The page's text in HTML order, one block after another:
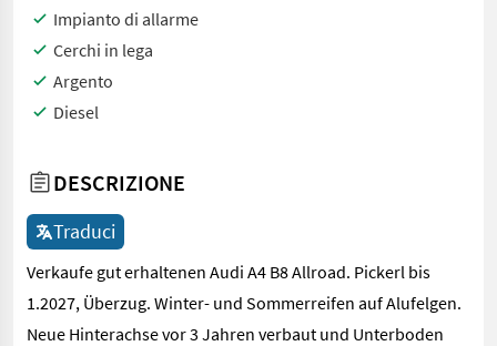
Impianto di allarme
Cerchi in lega
Argento
Diesel
DESCRIZIONE
Traduci
Verkaufe gut erhaltenen Audi A4 B8 Allroad. Pickerl bis
1.2027, Überzug. Winter- und Sommerreifen auf Alufelgen.
Neue Hinterachse vor 3 Jahren verbaut und Unterboden